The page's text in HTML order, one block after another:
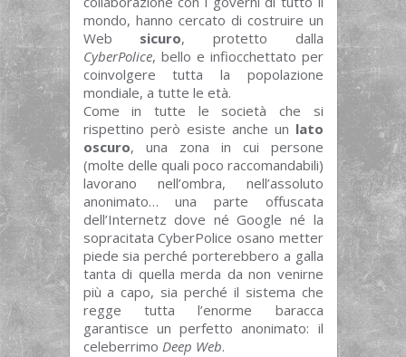
mondo, hanno cercato di costruire un
Web sicuro, protetto dalla
CyberPolice, bello e infiocchettato per
coinvolgere tutta la popolazione
mondiale, a tutte le età.
Come in tutte le società che si
rispettino però esiste anche un lato
oscuro, una zona in cui persone
(molte delle quali poco raccomandabili)
lavorano nell’ombra, nell’assoluto
anonimato… una parte offuscata
dell’Internetz dove né Google né la
sopracitata CyberPolice osano metter
piede sia perché porterebbero a galla
tanta di quella merda da non venirne
più a capo, sia perché il sistema che
regge tutta l’enorme baracca
garantisce un perfetto anonimato: il
celeberrimo Deep Web.